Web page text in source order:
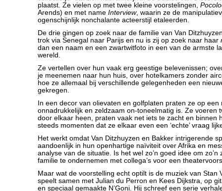
plaatst. Ze vielen op met twee kleine voorstelingen,
Arends) en met name Interview, waarin ze de
ogenschijnlijk nonchalante acteerstijl etaleerden.
De drie gingen op zoek naar de familie van Van
trok via Senegal naar Parijs en nu is zij op zoek naar haar
dan een naam en een zwartwitfoto in een van de armste
wereld.
Ze vertellen over hun vaak erg geestige belevenissen;
je meenemen naar hun huis, over hotelkamers zonder
hoe ze allemaal bij verschillende gelegenheden een
gekregen.
In een decor van olievaten en golfplaten praten ze op
onnadrukkelijk en zeldzaam on-toneelmatig is. Ze voeren
door elkaar heen, praten vaak net iets te zacht en binnen
steeds momenten dat ze elkaar even een ‘echte’ vraag
Het werkt omdat Van Ditzhuyzen en Bakker intrigerende
aandoenlijk in hun openhartige naïviteit over Afrika en
analyse van de situatie. Is het wel zo’n goed idee om zo’n
familie te ondernemen met collega’s voor een
Maar wat de voorstelling echt optilt is de muziek van Stan
speelt samen met Julian du Perron en Kees Dijkstra, op
en speciaal gemaakte N’Goni. Hij schreef een serie